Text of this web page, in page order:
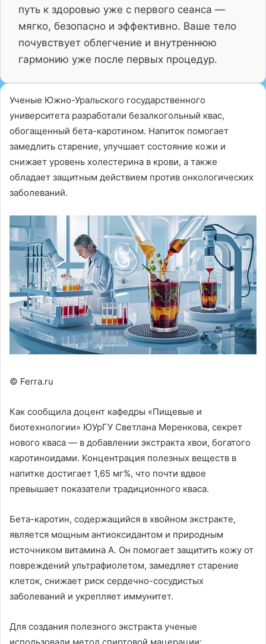
путь к здоровью уже с первого сеанса —
мягко, безопасно и эффективно. Ваше тело
почувствует облегчение и внутреннюю
гармонию уже после первых процедур.
Ученые Южно-Уральского государственного
университета разработали безалкогольный квас,
обогащенный бета-каротином. Напиток помогает
замедлить старение, улучшает состояние кожи и
снижает уровень холестерина в крови, а также
обладает защитным действием против онкологических
заболеваний.
© Ferra.ru
Как сообщила доцент кафедры «Пищевые и
биотехнологии» ЮУрГУ Светлана Меренкова, секрет
нового кваса — в добавлении экстракта хвои, богатого
каротиноидами. Концентрация полезных веществ в
напитке достигает 1,65 мг%, что почти вдвое
превышает показатели традиционного кваса.
Бета-каротин, содержащийся в хвойном экстракте,
является мощным антиоксидантом и природным
источником витамина А. Он помогает защитить кожу от
повреждений ультрафиолетом, замедляет старение
клеток, снижает риск сердечно-сосудистых
заболеваний и укрепляет иммунитет.
Для создания полезного экстракта ученые